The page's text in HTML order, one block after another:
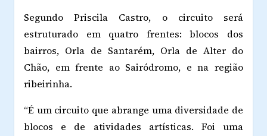
Segundo Priscila Castro, o circuito será
estruturado em quatro frentes: blocos dos
bairros, Orla de Santarém, Orla de Alter do
Chão, em frente ao Sairódromo, e na região
ribeirinha.
“É um circuito que abrange uma diversidade de
blocos e de atividades artísticas. Foi uma